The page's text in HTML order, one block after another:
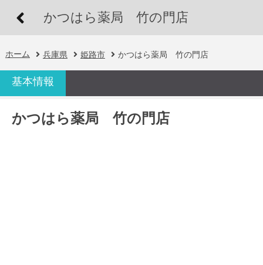
かつはら薬局 竹の門店
ホーム 兵庫県 姫路市 かつはら薬局 竹の門店
基本情報
かつはら薬局 竹の門店